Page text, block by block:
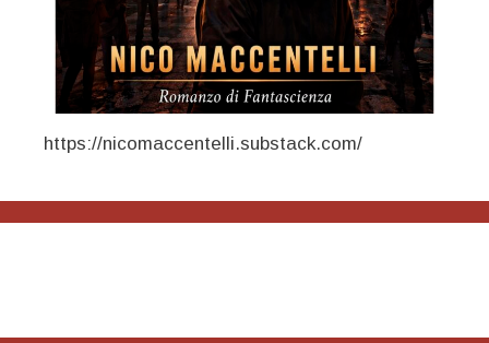
https://nicomaccentelli.substack.com/